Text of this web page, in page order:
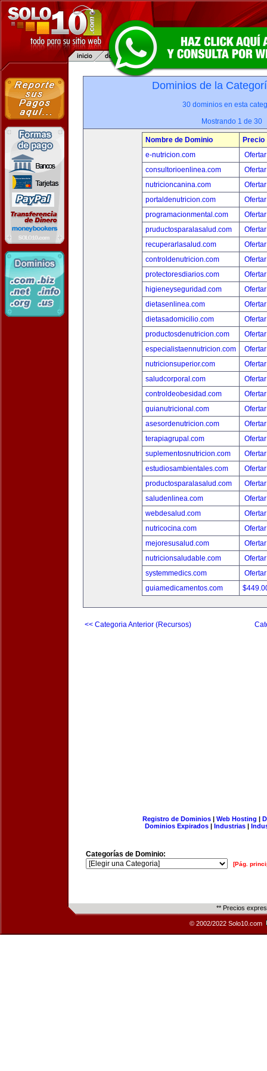
Dominios de la
30 dominios en esta
Mostrando 1 de 30
Nombre de Dominio
Precio
e-nutricion.com
consultorioenlinea.com
nutricioncanina.com
portaldenutricion.com
programacionmental.com
pruductosparalasalud.com
recuperarlasalud.com
controldenutricion.com
protectoresdiarios.com
higieneyseguridad.com
dietasenlinea.com
dietasadomicilio.com
productosdenutricion.com
especialistaennutricion.com
nutricionsuperior.com
saludcorporal.com
controldeobesidad.com
guianutricional.com
asesordenutricion.com
terapiagrupal.com
suplementosnutricion.com
estudiosambientales.com
productosparalasalud.com
saludenlinea.com
webdesalud.com
nutricocina.com
mejoresusalud.com
nutricionsaludable.com
systemmedics.com
guiamedicamentos.com
<< Categoria Anterior (Recursos)
Registro de Dominios| Web Hosting |
Dominios Expirados | Industrias |
Categorías de Dominio:
[Pág.
** Precios
© 2002/2022 Solo10.com